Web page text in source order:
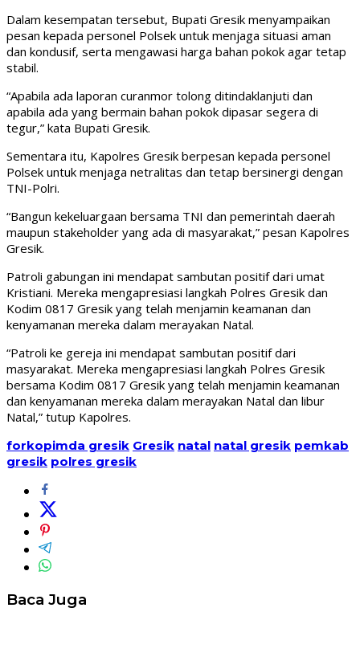
Dalam kesempatan tersebut, Bupati Gresik menyampaikan
pesan kepada personel Polsek untuk menjaga situasi aman
dan kondusif, serta mengawasi harga bahan pokok agar tetap
stabil.
“Apabila ada laporan curanmor tolong ditindaklanjuti dan
apabila ada yang bermain bahan pokok dipasar segera di
tegur,” kata Bupati Gresik.
Sementara itu, Kapolres Gresik berpesan kepada personel
Polsek untuk menjaga netralitas dan tetap bersinergi dengan
TNI-Polri.
“Bangun kekeluargaan bersama TNI dan pemerintah daerah
maupun stakeholder yang ada di masyarakat,” pesan Kapolres
Gresik.
Patroli gabungan ini mendapat sambutan positif dari umat
Kristiani. Mereka mengapresiasi langkah Polres Gresik dan
Kodim 0817 Gresik yang telah menjamin keamanan dan
kenyamanan mereka dalam merayakan Natal.
“Patroli ke gereja ini mendapat sambutan positif dari
masyarakat. Mereka mengapresiasi langkah Polres Gresik
bersama Kodim 0817 Gresik yang telah menjamin keamanan
dan kenyamanan mereka dalam merayakan Natal dan libur
Natal,” tutup Kapolres.
forkopimda gresik Gresik natal natal gresik pemkab
gresik polres gresik
Baca Juga